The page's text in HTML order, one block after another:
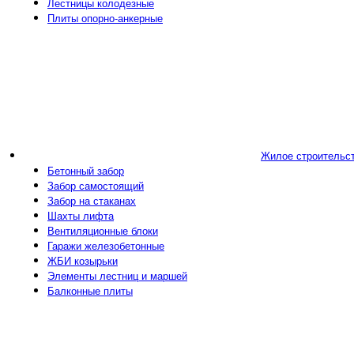
Плиты опорно-анкерные
Жилое
Бетонный забор
Забор самостоящий
Забор на стаканах
Шахты лифта
Вентиляционные блоки
Гаражи железобетонные
ЖБИ козырьки
Элементы лестниц и маршей
Балконные плиты